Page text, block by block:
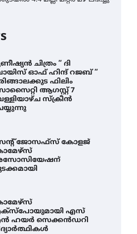
ചിത്രം ” ദി
ഓഫ് ഹിന്ദ് റജബ് ”
ഫിലിം
ആഗസ്റ്റ് 7
സ്‌ക്രീൻ
ജോസഫ്സ് കോളജ്
എസ്
ഹയർ സെക്കൻഡറി